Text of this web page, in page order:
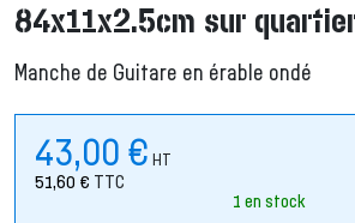
84x11x2.5cm sur
Manche de Guitare en érable ondé
43,00 € HT
51,60 € TTC
1 en stock